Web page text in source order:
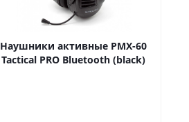
Наушники активные PMX-60
Tactical PRO Bluetooth (black)